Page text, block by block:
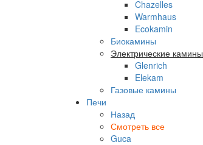
Chazelles
Warmhaus
Ecokamin
Биокамины
Электрические камины
Glenrich
Elekam
Газовые камины
Печи
Назад
Смотреть все
Guca